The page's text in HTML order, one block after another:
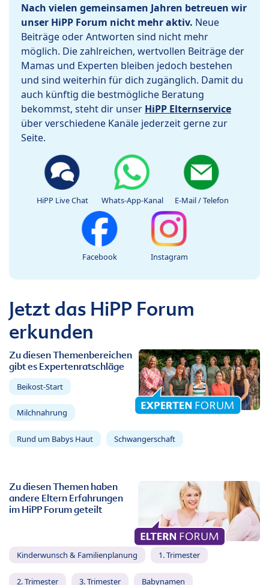
Nach vielen gemeinsamen Jahren betreuen wir
unser HiPP Forum nicht mehr aktiv. Neue
Beiträge oder Antworten sind nicht mehr
möglich. Die zahlreichen, wertvollen Beiträge der
Mamas und Experten bleiben jedoch bestehen
und sind weiterhin für dich zugänglich. Damit du
auch künftig die bestmögliche Beratung
bekommst, steht dir unser HiPP Elternservice
über verschiedene Kanäle jederzeit gerne zur
Seite.
HiPP Live Chat Whats-App-Kanal E-Mail / Telefon
Facebook Instagram
Jetzt das HiPP Forum
erkunden
Zu diesen Themenbereichen
gibt es Expertenratschläge
Beikost-Start
Milchnahrung
Rund um Babys Haut Schwangerschaft
Zu diesen Themen haben
andere Eltern Erfahrungen
im HiPP Forum geteilt
Kinderwunsch & Familienplanung 1. Trimester
2. Trimester 3. Trimester Babynamen